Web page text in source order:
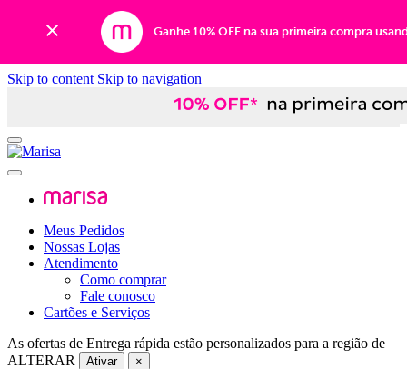
Ganhe 10% OFF na sua primeira compra
Skip to content Skip to navigation
Meus Pedidos
Nossas Lojas
Atendimento
Como comprar
Fale conosco
Cartões e Serviços
As ofertas de Entrega rápida estão personalizados para a região de
ALTERAR
Ativar ×